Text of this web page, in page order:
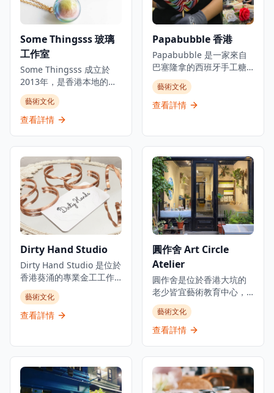
Some Thingsss 玻璃
工作室
Some Thingsss 成立於
2013年，是香港本地的手
工玻璃工作室，運用不同
的玻璃工藝創作，將玻璃
工藝融入生活。工作室通
藝術。除推出手工玻璃產
品外，開設不同主題的玻
璃工作坊，讓公眾體驗製
作玻璃藝術的樂趣。位於
大角咀的工作室提供定制
和手工玻璃產品，使其成
為香港工匠社區中獨特的
藝術文化
查看詳情
Papabubble 香港
Papabubble 是一家來自
巴塞隆拿的西班牙手工糖
果店，在香港提供手工糖
果和糖果製品。位於銅鑼
灣大坑的時尚地區，這家
果製作過程，並創造自己
的個性化糖果。
Papabubble 已成為本地
人和遊客尋找正宗西班牙
風格手工糖果和獨特糖果
體驗的熱門目的地。店內
的糖果全部採用傳統手工
製作方法，使用優質天然
食材，不添加人工色素和
防腐劑，確保每一顆糖果
都健康美味。工作坊由經
驗豐富的糖果師傅指導，
參與者可以親手製作屬於
自己的糖果，從選擇口味
到設計圖案，全程體驗糖
果製作的樂趣。店內還提
供各種創意糖果禮品包裝
服務，是送禮的絕佳選
擇。無論是親子活動、朋
藝術文化
查看詳情
Dirty Hand Studio
Dirty Hand Studio 是位於
香港葵涌的專業金工工作
坊，提供親手製作首飾體
驗和定制工藝服務。工作
室專注於手鐲工作坊，提
義訊息。他們還提供「扭
扭擰擰」銅手鐲工作坊，
藝術文化
查看詳情
圓作舍 Art Circle
Atelier
圓作舍是位於香港大坑的
老少皆宜藝術教育中心，
提供多元化的藝術工作坊
和課程。工作室提供全面
的藝術課程，包括水彩、
類型的工作坊，包括適合
新手參與的流體畫工作
坊，讓參加者製作獨一無
藝術文化
查看詳情